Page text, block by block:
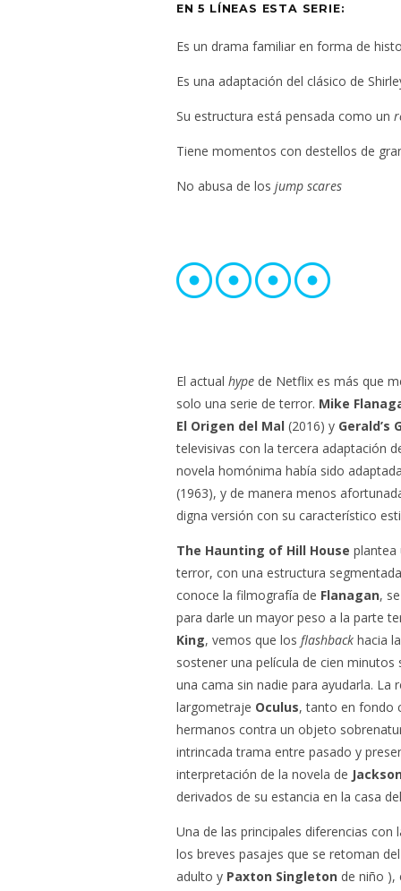
EN 5 LÍNEAS ESTA SERIE:
Es un drama familiar en forma de
Es una adaptación del clásico de
Su estructura está pensada como un
Tiene momentos con destellos de
No abusa de los jump scares
El actual hype de Netflix es más que
solo una serie de terror. Mike
El Origen del Mal (2016) y Gerald’s
televisivas con la tercera adaptación
novela homónima había sido
(1963), y de manera menos
digna versión con su característico
The Haunting of Hill House plantea
terror, con una estructura
conoce la filmografía de Flanagan,
para darle un mayor peso a la parte
King, vemos que los flashback hacia
sostener una película de cien
una cama sin nadie para ayudarla. La
largometraje Oculus, tanto en fondo
hermanos contra un objeto
intrincada trama entre pasado y
interpretación de la novela de
derivados de su estancia en la casa
Una de las principales diferencias
los breves pasajes que se retoman
adulto y Paxton Singleton de niño ),